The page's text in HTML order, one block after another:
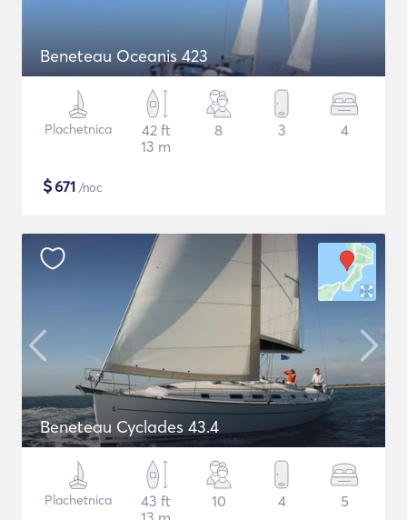
Beneteau Oceanis 423
Plachetnica
42 ft
13 m
8 3 4
$671 /noc
Beneteau Cyclades 43.4
Plachetnica
43 ft
10 4 5